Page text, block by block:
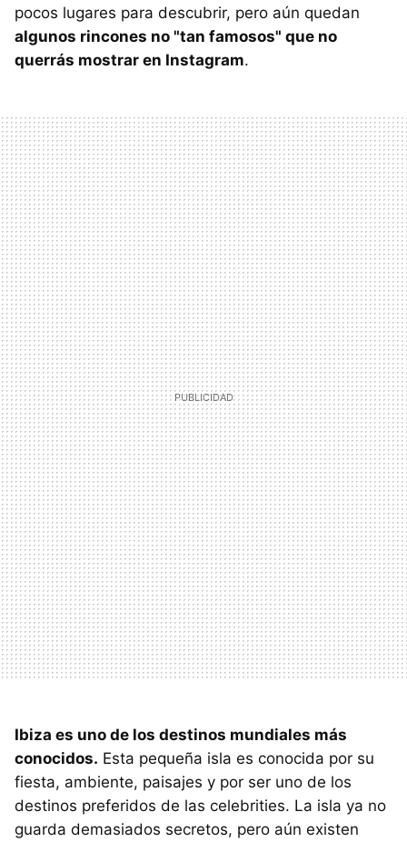
pocos lugares para descubrir, pero aún quedan
algunos rincones no "tan famosos" que no
querrás mostrar en Instagram.
Ibiza es uno de los destinos mundiales más
conocidos. Esta pequeña isla es conocida por su
fiesta, ambiente, paisajes y por ser uno de los
destinos preferidos de las celebrities. La isla ya no
guarda demasiados secretos, pero aún existen